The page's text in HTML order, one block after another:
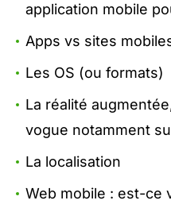
application mobile
Apps vs sites
Les OS (ou formats)
La réalité
vogue notamment
La localisation
Web mobile : est-ce